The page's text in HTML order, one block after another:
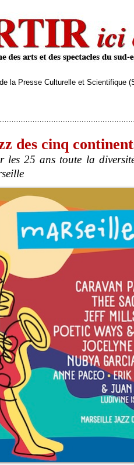
la Presse Culturelle et Scientifique
des cinq
les 25 ans toute la